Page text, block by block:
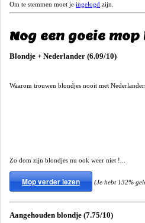
Om te stemmen moet je ingelogd zijn.
Nog een goeie mop
Blondje + Nederlander (6.09/10)
Waarom trouwen blondjes nooit met
Zo dom zijn blondjes nu ook weer niet !...
Mop verder lezen (Je hebt 132%
Aangehouden blondje (7.75/10)